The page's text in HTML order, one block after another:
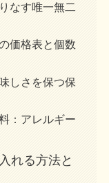
なす唯一無二
価格表と個数
しさを保つ保
：アレルギー
れる方法と